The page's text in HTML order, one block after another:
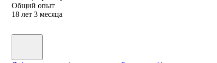
Общий опыт
18 лет 3 месяца